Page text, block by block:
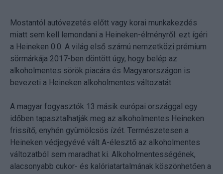
Mostantól autóvezetés előtt vagy korai munkakezdés
miatt sem kell lemondani a Heineken-élményről: ezt ígéri
a Heineken 0.0. A világ első számú nemzetközi prémium
sörmárkája 2017-ben döntött úgy, hogy belép az
alkoholmentes sörök piacára és Magyarországon is
bevezeti a Heineken alkoholmentes változatát.
A magyar fogyasztók 13 másik európai országgal egy
időben tapasztalhatják meg az alkoholmentes Heineken
frissítő, enyhén gyümölcsös ízét. Természetesen a
Heineken védjegyévé vált A-élesztő az alkoholmentes
változatból sem maradhat ki. Alkoholmentességének,
alacsonyabb cukor- és kalóriatartalmának köszönhetően a